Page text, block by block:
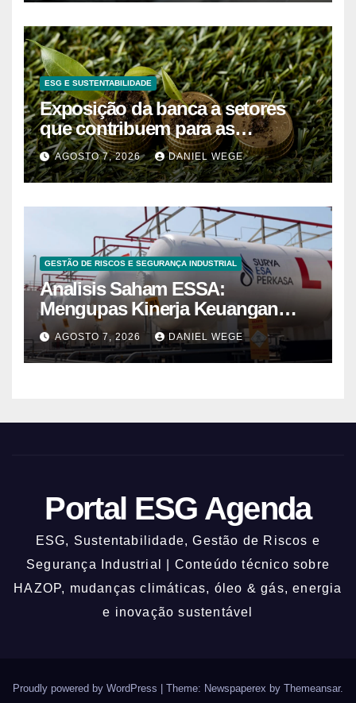
ESG E SUSTENTABILIDADE
Exposição da banca a setores
que contribuem para as
alterações climáticas mantém-se
nos 62%
AGOSTO 7, 2026 DANIEL WEGE
GESTÃO DE RISCOS E SEGURANÇA INDUSTRIAL
Analisis Saham ESSA:
Mengupas Kinerja Keuangan
ESSA Semester I 2026
AGOSTO 7, 2026 DANIEL WEGE
Portal ESG Agenda
ESG, Sustentabilidade, Gestão de Riscos e
Segurança Industrial | Conteúdo técnico sobre
HAZOP, mudanças climáticas, óleo & gás, energia
e inovação sustentável
Proudly powered by WordPress | Theme: Newspaperex by Themeansar.